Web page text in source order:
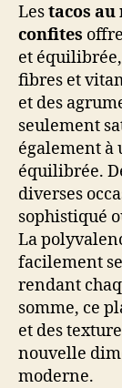
Lestacos au
confites
et
fibres et
et des
seulement
également à
équilibrée.
diverses
sophistiqué
La
facilement
rendant
somme, ce
et des
nouvelle
moderne.